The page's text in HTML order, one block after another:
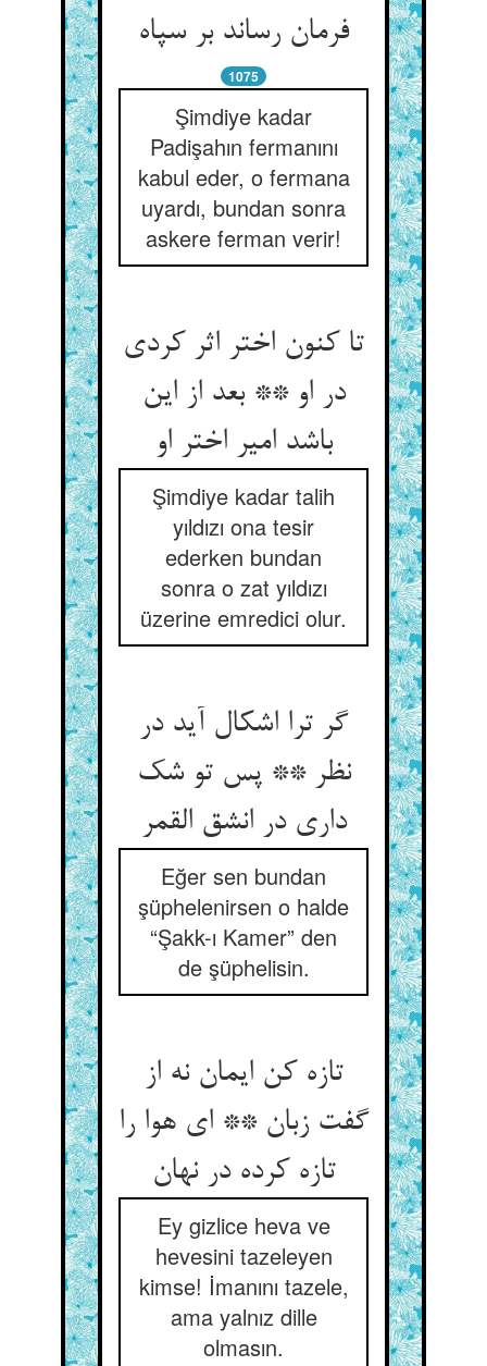
1075
Şimdiye kadar
Padişahın fermanını
kabul eder, o fermana
uyardı, bundan sonra
askere ferman verir!
تا کنون اختر اثر کردی
در او ** بعد از این
باشد امیر اختر او
Şimdiye kadar talih
yıldızı ona tesir
ederken bundan
sonra o zat yıldızı
üzerine emredici olur.
گر ترا اشکال آید در
نظر ** پس تو شک
داری در انشق القمر
Eğer sen bundan
şüphelenirsen o halde
“Şakk-ı Kamer” den
de şüphelisin.
تازه کن ایمان نه از
گفت زبان ** ای هوا را
تازه کرده در نهان‌‌
Ey gizlice heva ve
hevesini tazeleyen
kimse! İmanını tazele,
ama yalnız dille
olmasın.